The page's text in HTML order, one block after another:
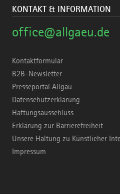
KONTAKT & INFORMATION
office@allgaeu.de
Kontaktformular
B2B-Newsletter
Presseportal Allgäu
Datenschutzerklärung
Haftungsausschluss
Erklärung zur Barrierefreiheit
Unsere Haltung zu Künstlicher
Impressum